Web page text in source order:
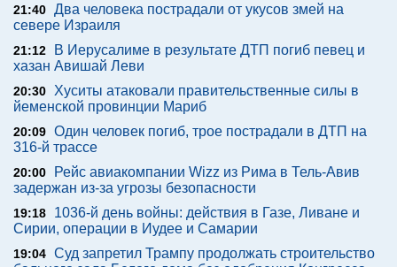
21:40 Два человека пострадали от укусов змей на
севере Израиля
21:12
В Иерусалиме в результате ДТП погиб певец и
хазан Авишай Леви
20:30
Хуситы атаковали правительственные силы в
йеменской провинции Мариб
20:09 Один человек погиб, трое пострадали в ДТП на
316-й трассе
20:00
Рейс авиакомпании Wizz из Рима в Тель-Авив
задержан из-за угрозы безопасности
19:18
1036-й день войны: действия в Газе, Ливане и
Сирии, операции в Иудее и Самарии
19:04 Суд запретил Трампу продолжать строительство